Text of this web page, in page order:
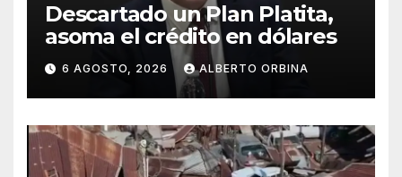
Descartado un Plan Platita,
asoma el crédito en dólares
6 AGOSTO, 2026 ALBERTO ORBINA